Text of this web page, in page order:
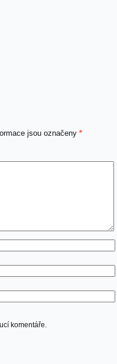
jsou označeny *
komentáře.